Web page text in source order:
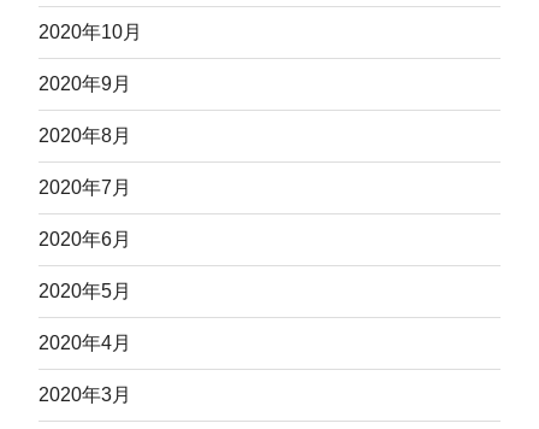
2020年10月
2020年9月
2020年8月
2020年7月
2020年6月
2020年5月
2020年4月
2020年3月